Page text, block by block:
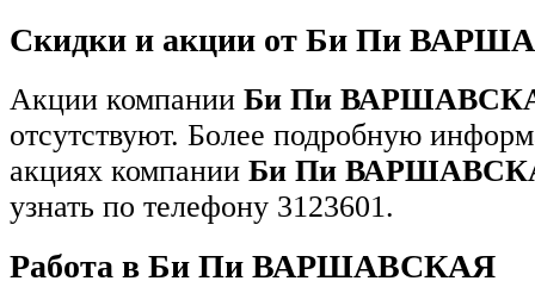
Скидки и акции от Би Пи
Акции компании Би Пи
отсутствуют. Более подробную
акциях компании Би Пи
узнать по телефону 3123601.
Работа в Би Пи ВАРШАВСКАЯ